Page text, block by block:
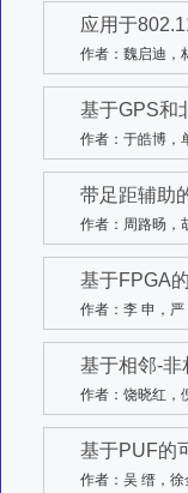
应用于
作者：魏启迪，
基于GPS和
作者：于皓博，
带足距辅助
作者：周路旸，
基于FPGA
作者：李 申，
基于相邻-非
作者：饶晓红，
基于PUF的
作者：吴 缙，徐